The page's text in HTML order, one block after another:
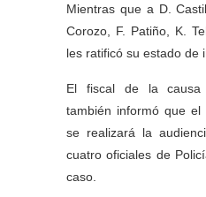
Mientras que a D.
Corozo, F. Patiño, K.
les ratificó su estado de
El fiscal de la causa
también informó que el
se realizará la
cuatro oficiales de
caso.